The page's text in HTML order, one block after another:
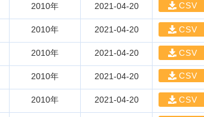
2010年 2021-04-20 CSV
2010年 2021-04-20 CSV
2010年 2021-04-20 CSV
2010年 2021-04-20 CSV
2010年 2021-04-20 CSV